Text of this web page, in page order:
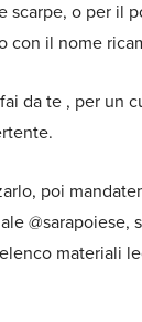
scarpe, o per il
con il nome
da te , per un
poi
@sarapoiese,
materiali